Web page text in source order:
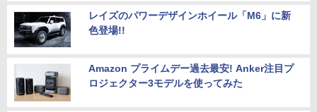
レイズのパワーデザインホイール「M6」に新
色登場!!
Amazon プライムデー過去最安! Anker注目プ
ロジェクター3モデルを使ってみた